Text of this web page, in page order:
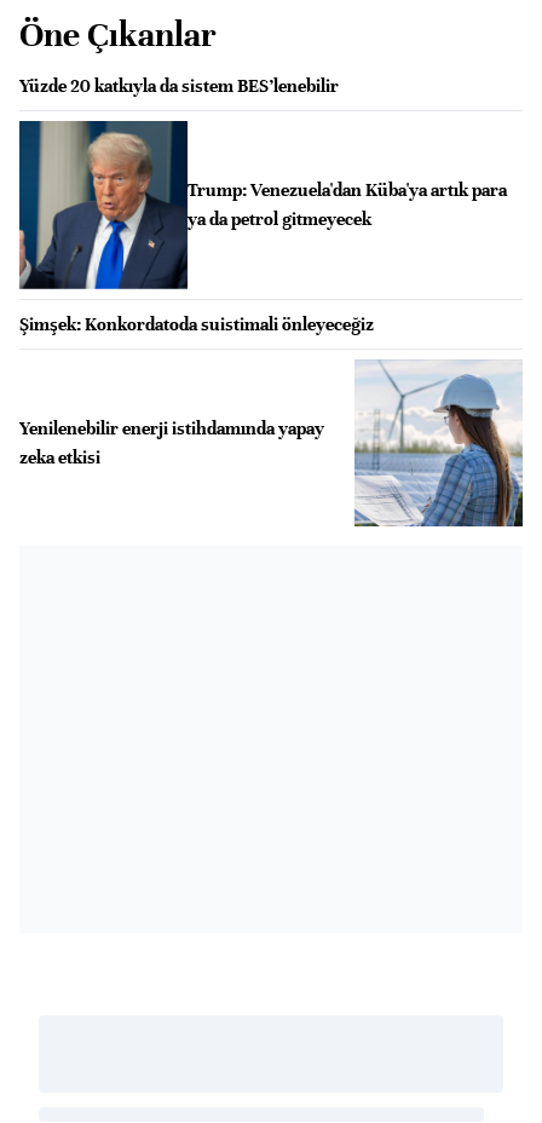
Öne Çıkanlar
Yüzde 20 katkıyla da sistem BES’lenebilir
Trump: Venezuela'dan Küba'ya artık para
ya da petrol gitmeyecek
Şimşek: Konkordatoda suistimali önleyeceğiz
Yenilenebilir enerji istihdamında yapay
zeka etkisi